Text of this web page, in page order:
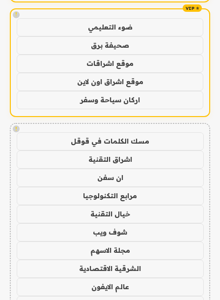
!
ضوء التعليمي
صحيفة برق
موقع اشراقات
موقع اشراق اون لاين
اركان سياحة وسفر
!
مسك الكلمات في قوقل
اشراق التقنية
ان سفن
مرابع التكنولوجيا
خيال التقنية
شوف ويب
مجلة الاسهم
الشرقية الاقتصادية
عالم الايفون